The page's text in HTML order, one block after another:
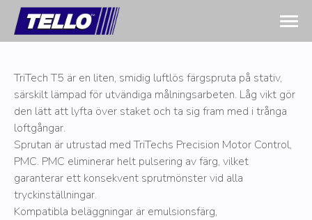
TriTech T5 är en liten, smidig luftlös färgspruta på stativ,
särskilt lämpad för utvändiga målningsarbeten. Låg vikt gör
den lätt att lyfta över staket och ta sig fram med i trånga
loftgångar.
Sprutan är utrustad med TriTechs Precision Motor Control,
PMC. PMC eliminerar helt pulsering av färg, vilket
garanterar ett konsekvent sprutmönster vid alla
tryckinställningar.
Kompatibla beläggningar är emulsionsfärg,